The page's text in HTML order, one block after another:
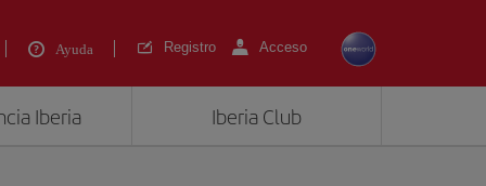
Ayuda Registro Acceso
Iberia Iberia Club